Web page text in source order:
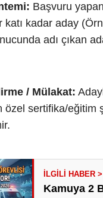
Başvuru
katı kadar aday
adı çıkan
/ Mülakat:
sertifika/eğitim
Kamuya 2